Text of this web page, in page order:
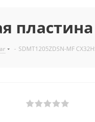
- SDMT1205ZDSN-MF